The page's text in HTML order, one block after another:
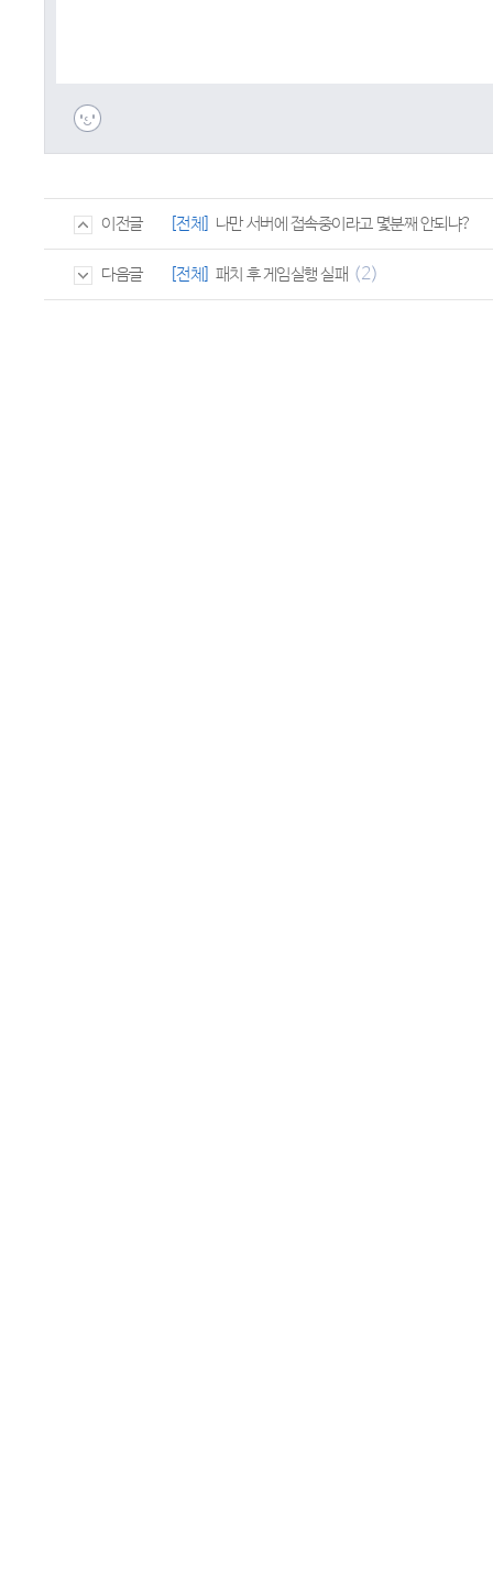
이전글 [전체] 나만 서버에 접속중이라고 몇분째 안되냐?
다음글 [전체] 패치 후 게임실행 실패 (2)